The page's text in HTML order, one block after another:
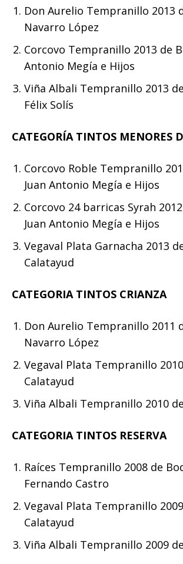
Don Aurelio Tempranillo 2013
Navarro López
Corcovo Tempranillo 2013 de
Antonio Megía e Hijos
Viña Albali Tempranillo 2013
Félix Solís
CATEGORÍA TINTOS MENORES
Corcovo Roble Tempranillo
Juan Antonio Megía e Hijos
Corcovo 24 barricas Syrah
Juan Antonio Megía e Hijos
Vegaval Plata Garnacha 2013
Calatayud
CATEGORIA TINTOS CRIANZA
Don Aurelio Tempranillo 2011
Navarro López
Vegaval Plata Tempranillo
Calatayud
Viña Albali Tempranillo 2010
CATEGORIA TINTOS RESERVA
Raíces Tempranillo 2008 de
Fernando Castro
Vegaval Plata Tempranillo
Calatayud
Viña Albali Tempranillo 2009